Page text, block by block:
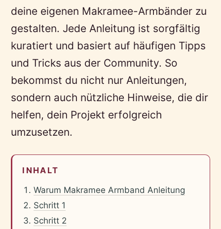
deine eigenen Makramee-Armbänder zu
gestalten. Jede Anleitung ist sorgfältig
kuratiert und basiert auf häufigen Tipps
und Tricks aus der Community. So
bekommst du nicht nur Anleitungen,
sondern auch nützliche Hinweise, die dir
helfen, dein Projekt erfolgreich
umzusetzen.
INHALT
Warum Makramee Armband Anleitung
Schritt 1
Schritt 2